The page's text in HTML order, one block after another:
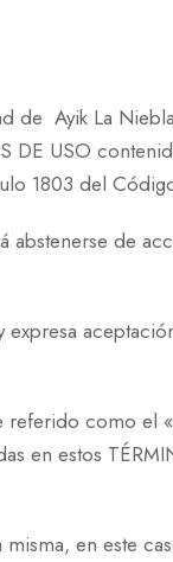
de Ayik La
DE USO
1803 del
de
como el
en estos
en este